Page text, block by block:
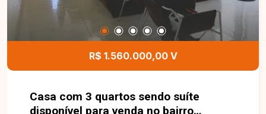
oportunidade para quem busca morar em
condomínio de alto padrão em localização
privilegiada. Entre em contato e agende sua
R$ 1.560.000,00 V
Casa com 3 quartos sendo suíte
disponível para venda no bairro